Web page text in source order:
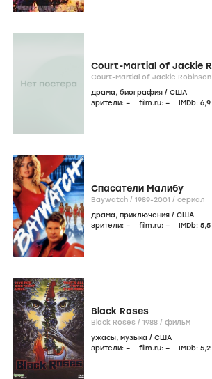
Court-Martial of Jackie
драма, биография / США
зрители: – film.ru: – IMDb: 6,9
Спасатели Малибу
Baywatch / 1989-2001 / сериал
драма, приключения / США
зрители: – film.ru: – IMDb: 5,5
Black Roses
Black Roses / 1988 / фильм
ужасы, музыка / США
зрители: – film.ru: – IMDb: 5,2